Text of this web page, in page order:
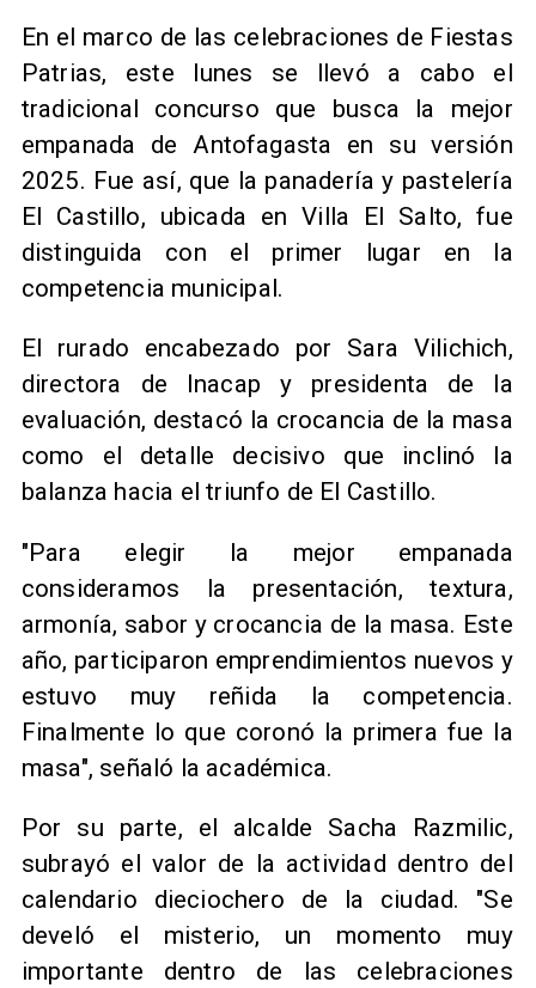
En el marco de las celebraciones de Fiestas
Patrias, este lunes se llevó a cabo el
tradicional concurso que busca la mejor
empanada de Antofagasta en su versión
2025. Fue así, que la panadería y pastelería
El Castillo, ubicada en Villa El Salto, fue
distinguida con el primer lugar en la
competencia municipal.
​El rurado encabezado por Sara Vilichich,
directora de Inacap y presidenta de la
evaluación, destacó la crocancia de la masa
como el detalle decisivo que inclinó la
balanza hacia el triunfo de El Castillo.
"Para elegir la mejor empanada
consideramos la presentación, textura,
armonía, sabor y crocancia de la masa. Este
año, participaron emprendimientos nuevos y
estuvo muy reñida la competencia.
Finalmente lo que coronó la primera fue la
masa", señaló la académica.
​Por su parte, el alcalde Sacha Razmilic,
subrayó el valor de la actividad dentro del
calendario dieciochero de la ciudad. "Se
develó el misterio, un momento muy
importante dentro de las celebraciones